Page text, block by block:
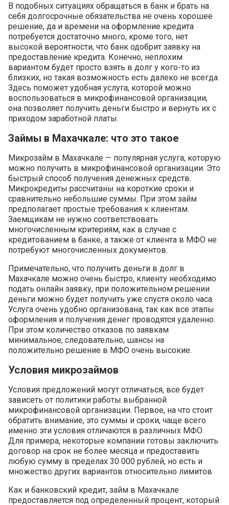
В подобных ситуациях обращаться в банк и брать на
себя долгосрочные обязательства не очень хорошее
решение, да и времени на оформление кредита
потребуется достаточно много, кроме того, нет
высокой вероятности, что банк одобрит заявку на
предоставление кредита. Конечно, неплохим
вариантом будет просто взять в долг у кого-то из
близких, но такая возможность есть далеко не всегда.
Здесь поможет удобная услуга, которой можно
воспользоваться в микрофинансовой организации,
она позволяет получить деньги быстро и вернуть их с
приходом заработной платы.
Займы в Махачкале: что это такое
Микрозайм в Махачкале — популярная услуга, которую
можно получить в микрофинансовой организации. Это
быстрый способ получения денежных средств.
Микрокредиты рассчитаны на короткие сроки и
сравнительно небольшие суммы. При этом займ
предполагает простые требования к клиентам.
Заемщикам не нужно соответствовать
многочисленным критериям, как в случае с
кредитованием в банке, а также от клиента в МФО не
потребуют многочисленных документов.
Примечательно, что получить деньги в долг в
Махачкале можно очень быстро, клиенту необходимо
подать онлайн заявку, при положительном решении
деньги можно будет получить уже спустя около часа.
Услуга очень удобно организована, так как все этапы
оформления и получения денег проводятся удаленно.
При этом количество отказов по заявкам
минимальное, следовательно, шансы на
положительно решение в МФО очень высокие.
Условия микрозаймов
Условия предложений могут отличаться, все будет
зависеть от политики работы выбранной
микрофинансовой организации. Первое, на что стоит
обратить внимание, это суммы и сроки, чаще всего
именно эти условия отличаются в различных МФО.
Для примера, некоторые компании готовы заключить
договор на срок не более месяца и предоставить
любую сумму в пределах 30 000 рублей, но есть и
множество других вариантов относительно лимитов.
Как и банковский кредит, займ в Махачкале
предоставляется под определенный процент, который